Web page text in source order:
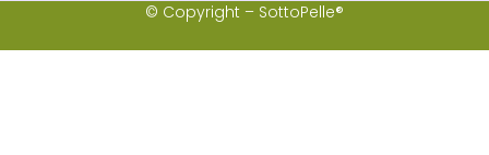
© Copyright – SottoPelle®